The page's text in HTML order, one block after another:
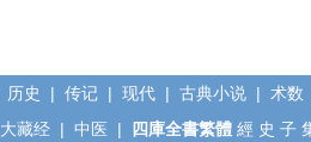
历史 | 传记 | 现代 | 古典小说 | 术数
大藏经 | 中医 | 四庫全書繁體 經 史 子